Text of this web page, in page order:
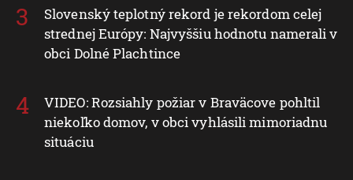
Slovenský teplotný rekord je rekordom celej
strednej Európy: Najvyššiu hodnotu namerali v
obci Dolné Plachtince
VIDEO: Rozsiahly požiar v Braväcove pohltil
niekoľko domov, v obci vyhlásili mimoriadnu
situáciu